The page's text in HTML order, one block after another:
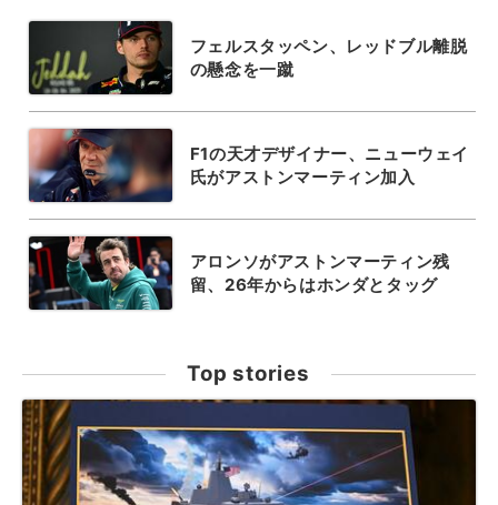
フェルスタッペン、レッドブル離脱
の懸念を一蹴
F1の天才デザイナー、ニューウェイ
氏がアストンマーティン加入
アロンソがアストンマーティン残
留、26年からはホンダとタッグ
Top stories